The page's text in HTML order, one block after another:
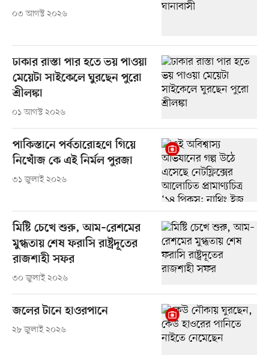
০৩ আগস্ট ২০২৬
ঢাকার রাস্তা পার হতে ভয় পাওয়া
মেয়েটা সাইকেলে ঘুরছেন পুরো
শ্রীলঙ্কা
০১ আগস্ট ২০২৬
পাকিস্তানে পর্বতারোহণে গিয়ে
নিখোঁজ কে এই নির্মল পুরজা
৩১ জুলাই ২০২৬
মিষ্টি চেখে শুরু, আম–রেশমের
মুগ্ধতায় শেষ ফরাসি রাষ্ট্রদূতের
রাজশাহী সফর
৩০ জুলাই ২০২৬
জলের টানে হাওরপানে
২৮ জুলাই ২০২৬